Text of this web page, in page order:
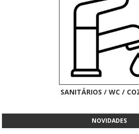
SANITÁRIOS / WC /
NOVIDADES